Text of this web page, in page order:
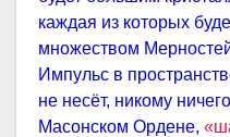
каждая из которых
множеством
Импульс в
не несёт, никому
Масонском Ордене,